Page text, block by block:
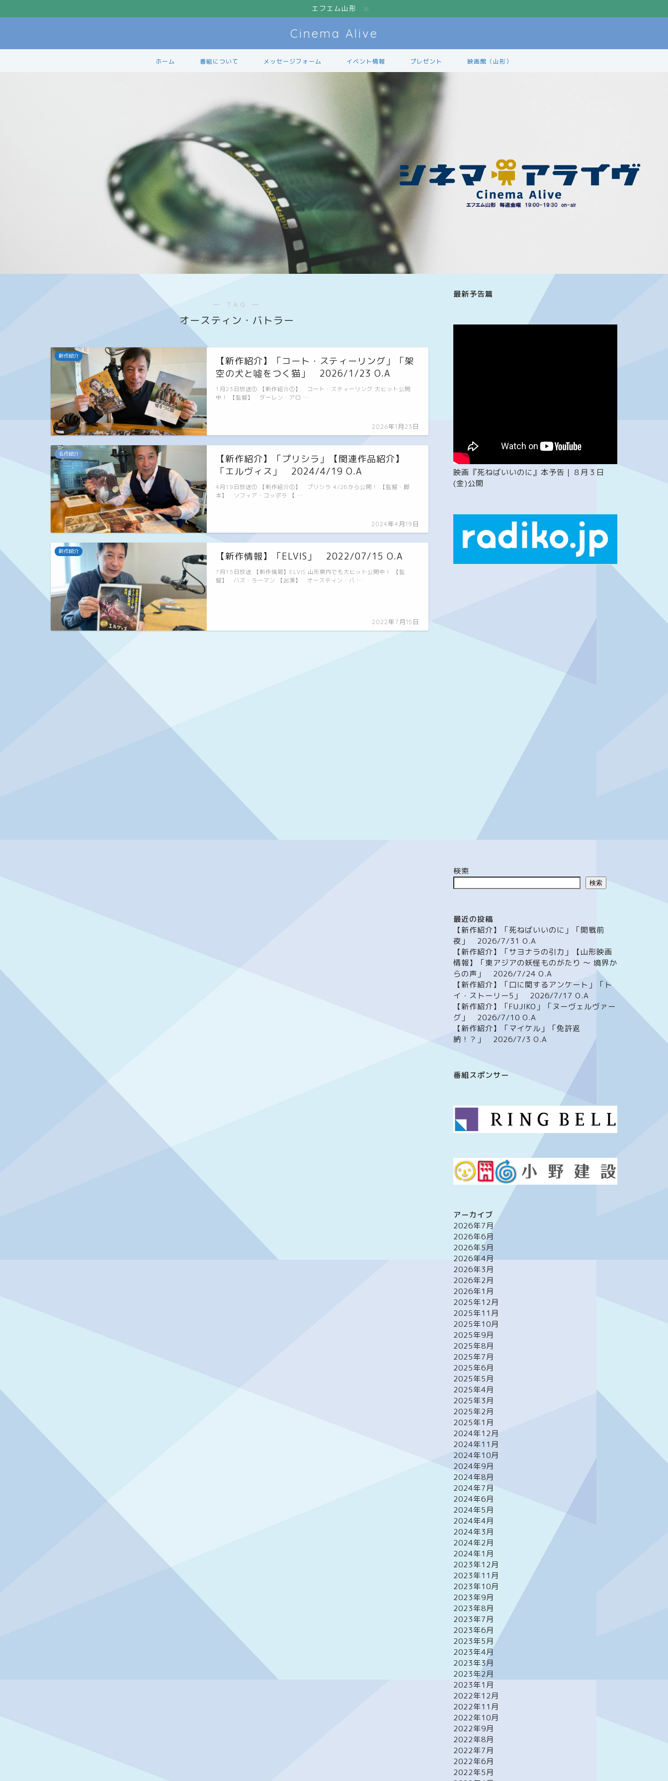
エフエム山形
Cinema Alive
ホーム 番組について メッセージフォーム イベント情報 プレゼント 映画館（山形）
― TAG ―
オースティン・バトラー
新作紹介
【新作紹介】「コート・スティーリング」「架
空の犬と噓をつく猫」 2026/1/23 O.A
2026年1月23日
1月23日放送① 【新作紹介①】 コート・スティーリング 大ヒット公開
中！ 【監督】 ダーレン・アロ …
名作紹介
【新作紹介】「プリシラ」【関連作品紹介】
「エルヴィス」 2024/4/19 O.A
2024年4月19日
4月19日放送① 【新作紹介①】 プリシラ 4/26から公開！ 【監督・脚
本】 ソフィア・コッポラ 【 …
新作紹介 【新作情報】「ELVIS」 2022/07/15 O.A
2022年7月15日
7月15日放送 【新作情報】ELVIS 山形県内でも大ヒット公開中！ 【監
督】 バズ・ラーマン 【出演】 オースティン・バ …
最新予告篇
映画『死ねばいいのに』本予告｜８月３日
(金)公開
検索
検索
最近の投稿
【新作紹介】「死ねばいいのに」「開戦前
夜」 2026/7/31 O.A
【新作紹介】「サヨナラの引力」【山形映画
情報】「東アジアの妖怪ものがたり ～ 境界か
らの声」 2026/7/24 O.A
【新作紹介】「口に関するアンケート」「ト
イ・ストーリー5」 2026/7/17 O.A
【新作紹介】「FUJIKO」「ヌーヴェルヴァー
グ」 2026/7/10 O.A
【新作紹介】「マイケル」「免許返
納！？」 2026/7/3 O.A
番組スポンサー
アーカイブ
2026年7月
2026年6月
2026年5月
2026年4月
2026年3月
2026年2月
2026年1月
2025年12月
2025年11月
2025年10月
2025年9月
2025年8月
2025年7月
2025年6月
2025年5月
2025年4月
2025年3月
2025年2月
2025年1月
2024年12月
2024年11月
2024年10月
2024年9月
2024年8月
2024年7月
2024年6月
2024年5月
2024年4月
2024年3月
2024年2月
2024年1月
2023年12月
2023年11月
2023年10月
2023年9月
2023年8月
2023年7月
2023年6月
2023年5月
2023年4月
2023年3月
2023年2月
2023年1月
2022年12月
2022年11月
2022年10月
2022年9月
2022年8月
2022年7月
2022年6月
2022年5月